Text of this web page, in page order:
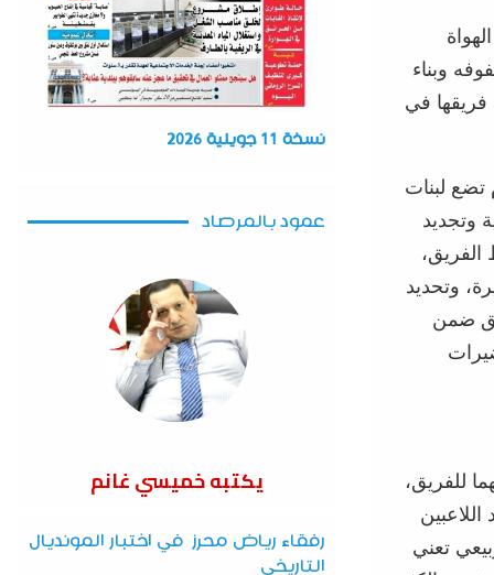
وبناء
فريقها في
تضع لبنات
وتجديد
، وتحديد
ضمن
ا للفريق،
تعني
نسخة 11 جويلية 2026
عمود بالمرصاد
يكتبه خميسي غانم
رفقاء رياض محرز في اختبار المونديال
التاريخي